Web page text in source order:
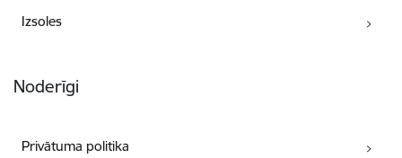
Izsoles
Noderīgi
Privātuma politika